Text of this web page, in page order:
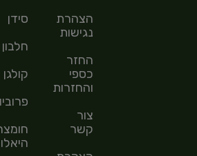
הצהרת
נגישות
החזר
כספי
והחזרות
צור
קשר
סידן
חלבון
קולגן